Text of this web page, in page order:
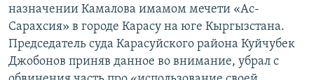
назначении Камалова имамом мечети «Ас-
Сарахсия» в городе Карасу на юге Кыргызстана.
Председатель суда Карасуйского района Куйчубек
Джобонов приняв данное во внимание, убрал с